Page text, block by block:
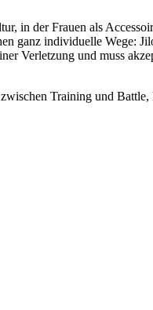
in der Frauen als
ganz individuelle Wege:
Verletzung und muss
Training und